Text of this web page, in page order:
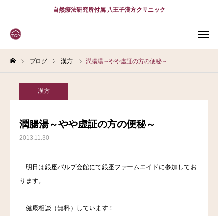
自然療法研究所付属 八王子漢方クリニック
ブログ 漢方 潤腸湯～やや虚証の方の便秘～
漢方
潤腸湯～やや虚証の方の便秘～
2013.11.30
明日は銀座パルプ会館にて銀座ファームエイドに参加してお
ります。
健康相談（無料）しています！
WEB 予約
電話予約
当院について
スタッフ紹介